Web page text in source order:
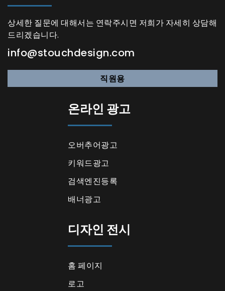
상세한 질문에 대해서는 연락주시면 저희가 자세히 상담해
드리겠습니다.
info@stouchdesign.com
직원용
온라인 광고
오버추어광고
키워드광고
검색엔진등록
배너광고
디자인 전시
홈 페이지
로고